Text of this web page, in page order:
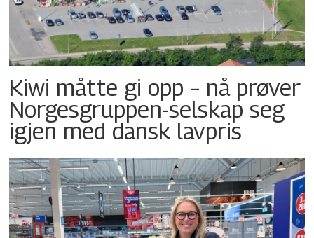
Kiwi måtte gi opp – nå prøver
Norgesgruppen-selskap seg
igjen med dansk lavpris